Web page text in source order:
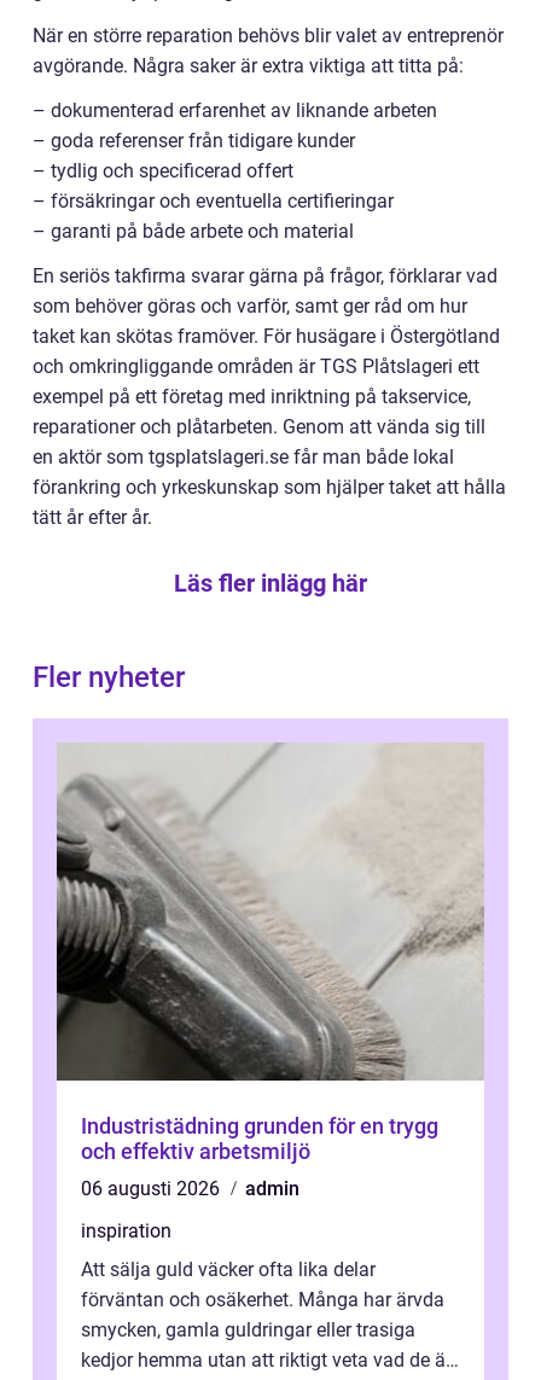
När en större reparation behövs blir valet av entreprenör
avgörande. Några saker är extra viktiga att titta på:
– dokumenterad erfarenhet av liknande arbeten
– goda referenser från tidigare kunder
– tydlig och specificerad offert
– försäkringar och eventuella certifieringar
– garanti på både arbete och material
En seriös takfirma svarar gärna på frågor, förklarar vad
som behöver göras och varför, samt ger råd om hur
taket kan skötas framöver. För husägare i Östergötland
och omkringliggande områden är TGS Plåtslageri ett
exempel på ett företag med inriktning på takservice,
reparationer och plåtarbeten. Genom att vända sig till
en aktör som tgsplatslageri.se får man både lokal
förankring och yrkeskunskap som hjälper taket att hålla
tätt år efter år.
Läs fler inlägg här
Fler nyheter
Industristädning grunden för en trygg
och effektiv arbetsmiljö
06 augusti 2026
admin
inspiration
Att sälja guld väcker ofta lika delar
förväntan och osäkerhet. Många har ärvda
smycken, gamla guldringar eller trasiga
kedjor hemma utan att riktigt veta vad de är